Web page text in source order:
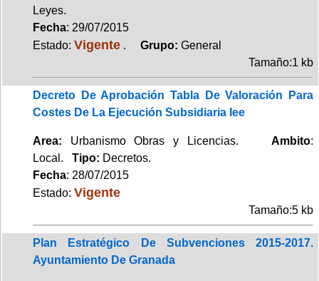
Leyes.
Fecha: 29/07/2015
Estado: Vigente . Grupo: General
Tamaño:1 kb
Decreto De Aprobación Tabla De Valoración Para
Costes De La Ejecución Subsidiaria Iee
Area: Urbanismo Obras y Licencias. Ambito:
Local. Tipo: Decretos.
Fecha: 28/07/2015
Estado: Vigente
Tamaño:5 kb
Plan Estratégico De Subvenciones 2015-2017.
Ayuntamiento De Granada